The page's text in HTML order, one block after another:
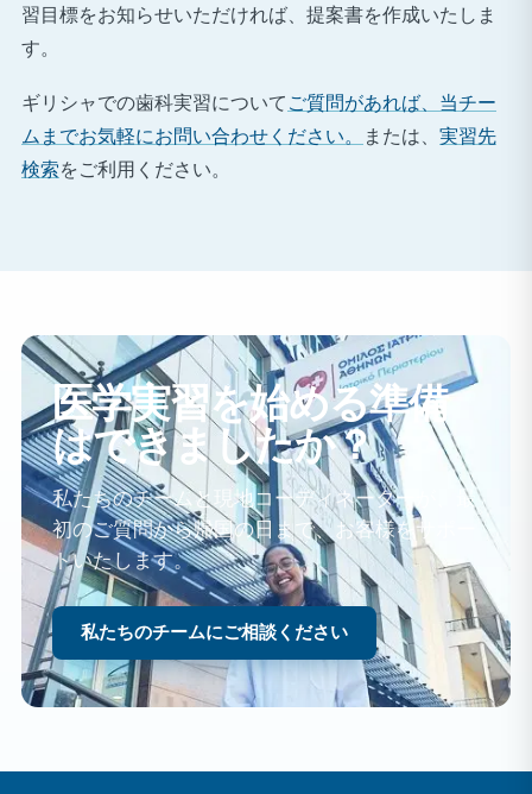
習目標をお知らせいただければ、提案書を作成いたしま
す。
ギリシャでの歯科実習についてご質問があれば、当チー
ムまでお気軽にお問い合わせください。
または、 実習先
検索をご利用ください。
医学実習を始める準備
はできましたか？
私たちのチームと現地コーディネーターが、最
初のご質問から帰国の日まで、お客様をサポー
トいたします。
私たちのチームにご相談ください